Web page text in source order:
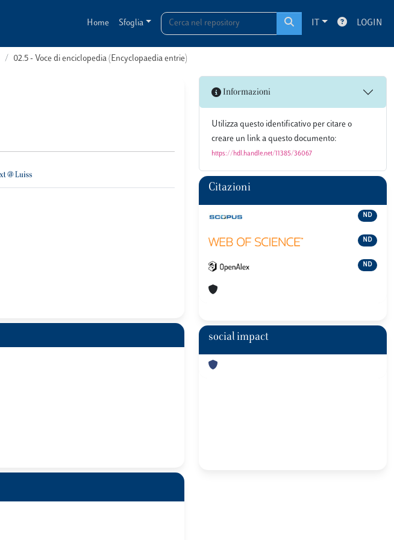
Home Sfoglia IT LOGIN
02.5 - Voce di enciclopedia (Encyclopaedia entrie)
Informazioni
Utilizza questo identificativo per citare o
creare un link a questo documento:
https://hdl.handle.net/11385/36067
Citazioni
ND
ND
ND
social impact